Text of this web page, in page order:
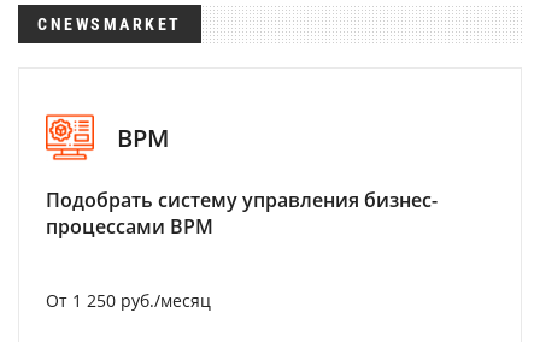
CNEWSMARKET
BPM
Подобрать систему управления бизнес-
процессами BPM
От 1 250 руб./месяц